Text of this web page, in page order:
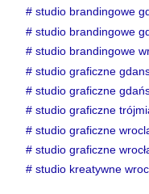
#studio brandingowe
#studio brandingowe
#studio brandingowe
#studio graficzne
#studio graficzne
#studio graficzne
#studio graficzne
#studio graficzne
#studio kreatywne